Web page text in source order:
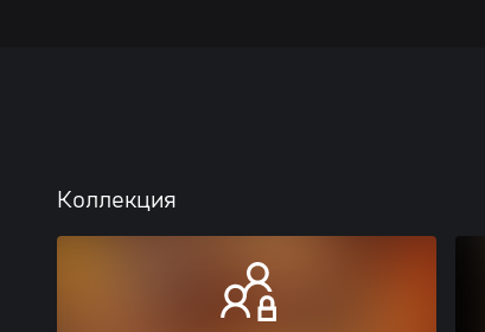
Коллекция